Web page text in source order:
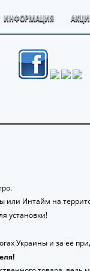
ИНФОРМАЦИЯ
или Интайм на
установки!
Украины и за её